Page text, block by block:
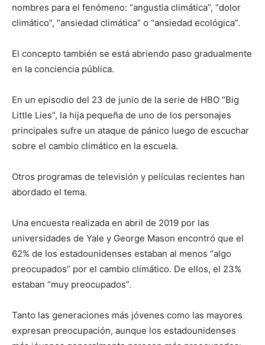
nombres para el fenómeno: “angustia climática”, “dolor
climático”, “ansiedad climática” o “ansiedad ecológica”.
El concepto también se está abriendo paso gradualmente
en la conciencia pública.
En un episodio del 23 de junio de la serie de HBO “Big
Little Lies”, la hija pequeña de uno de los personajes
principales sufre un ataque de pánico luego de escuchar
sobre el cambio climático en la escuela.
Otros programas de televisión y películas recientes han
abordado el tema.
Una encuesta realizada en abril de 2019 por las
universidades de Yale y George Mason encontró que el
62% de los estadounidenses estaban al menos “algo
preocupados” por el cambio climático. De ellos, el 23%
estaban “muy preocupados”.
Tanto las generaciones más jóvenes como las mayores
expresan preocupación, aunque los estadounidenses